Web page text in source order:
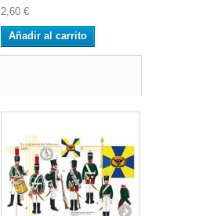
2,60 €
Añadir al carrito